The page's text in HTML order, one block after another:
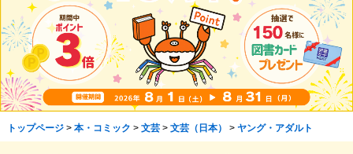
トップページ> 本・コミック > 文芸> 文芸（日本） > ヤング・アダルト